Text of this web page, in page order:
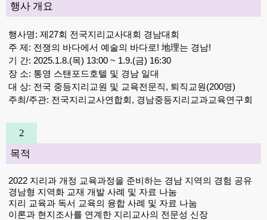
행사 개요
행사명: 제 27회 전국지리교사대회 경남대회
주 제 : 전쟁의 바다에서 예술의 바다로! 地理는 경남!
기 간: 2025.1.8.(목) 13:00 ~ 1.9.(금) 16:30
장 소: 통영 스탠포드호텔 및 경남 일대
대 상: 전국 중등지리교원 및 교육전문직, 퇴직교원 (200명)
주최 /주관: 전국지리교사연합회 , 경남중등지리교과교육연구회
2
목적
2022 지리과 개정 교육과정을 준비하는 경남 지역의 경험 공유
경남형 지역화 교재 개발 사례 및 자료 나눔
지리 교육과 독서 교육의 융합 사례 및 자료 나눔
이론과 현지조사를 연계한 지리교사의 전문성 신장